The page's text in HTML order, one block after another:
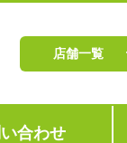
店舗一覧
合わせ